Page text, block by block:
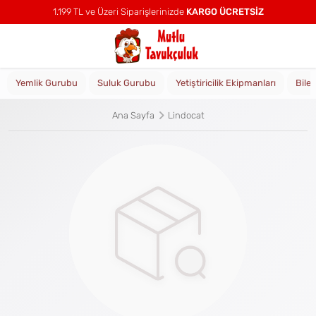
1.199 TL ve Üzeri Siparişlerinizde KARGO ÜCRETSİZ
Yemlik Gurubu Suluk Gurubu Yetiştiricilik Ekipmanları
Ana Sayfa Lindocat